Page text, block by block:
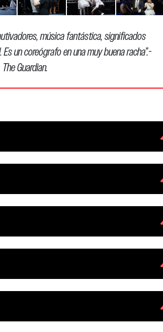
música fantástica, significados
un coreógrafo en una muy buena racha”.-
The Guardian.